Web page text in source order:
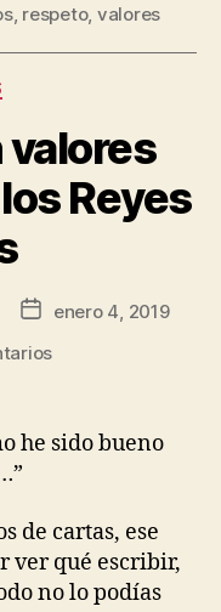
, respeto, valores
valores
Reyes
enero 4, 2019
he sido bueno
de cartas, ese
ver qué escribir,
no lo podías